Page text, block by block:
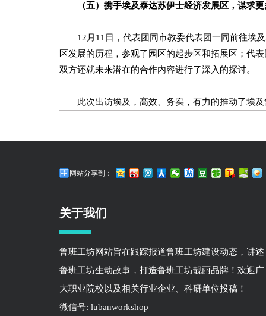
（五）携手埃及泰达苏伊士经济发展区，谋求更
12月11日，代表团同市教委代表团一同前往埃及
区发展的历程，参观了园区的起步区和拓展区；代
双方还就未来潜在的合作内容进行了深入的探讨。
此次出访埃及，高效、务实，有力的推动了埃及
网站分享到：
关于我们
鲁班工坊网站旨在跟踪报道鲁班工坊建设动态，讲述
鲁班工坊生动故事，打造鲁班工坊靓丽品牌！欢迎广
大职业院校以及相关行业企业、科研单位投稿！
微信号: lubanworkshop